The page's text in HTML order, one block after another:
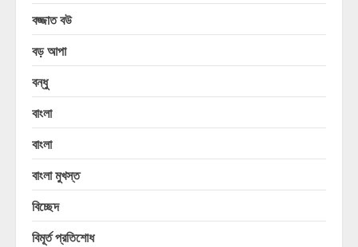
বজ্জাত বউ
বড় আপা
বন্ধু
বাংলা
বাংলা
বাংলা মুখস্ত
বিচ্ছেদ
বিমূর্ত প্রতিশোধ